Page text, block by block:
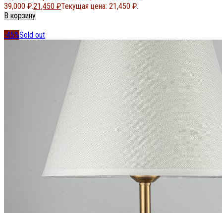
39,000 ₽.21,450 ₽Текущая цена: 21,450 ₽.
В корзину
-45%Sold out